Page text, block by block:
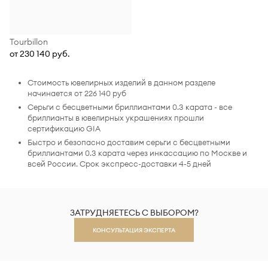
Tourbillon
от 230 140 руб.
Стоимость ювелирных изделий в данном разделе
начинается от 226 140 руб
Серьги с бесцветными бриллиантами 0.3 карата - все
бриллианты в ювелирных украшениях прошли
сертификацию GIA
Быстро и безопасно доставим серьги с бесцветными
бриллиантами 0.3 карата через инкассацию по Москве и
всей России. Срок экспресс-доставки 4-5 дней
ЗАТРУДНЯЕТЕСЬ С ВЫБОРОМ?
КОНСУЛЬТАЦИЯ ЭКСПЕРТА